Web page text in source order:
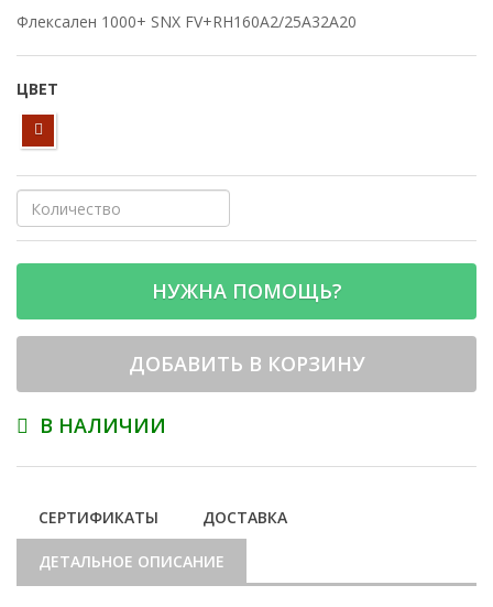
Флексален 1000+ SNX FV+RH160A2/25A32A20
ЦВЕТ
НУЖНА ПОМОЩЬ?
ДОБАВИТЬ В КОРЗИНУ
В НАЛИЧИИ
СЕРТИФИКАТЫ ДОСТАВКА
ДЕТАЛЬНОЕ ОПИСАНИЕ